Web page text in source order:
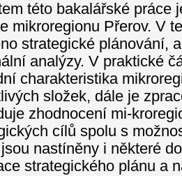
této bakalářské práce
mikroregionu Přerov. V
strategické plánování,
analýzy. V praktické
charakteristika
složek, dále je
zhodnocení mi-
cílů spolu s
nastíněny i některé
strategického plánu a